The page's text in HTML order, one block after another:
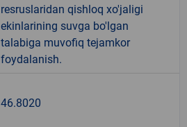
resruslaridan qishloq xo'jaligi
ekinlarining suvga bo'lgan
talabiga muvofiq tejamkor
foydalanish.
46.8020